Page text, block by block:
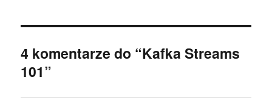
4 komentarze do “Kafka Streams
101”